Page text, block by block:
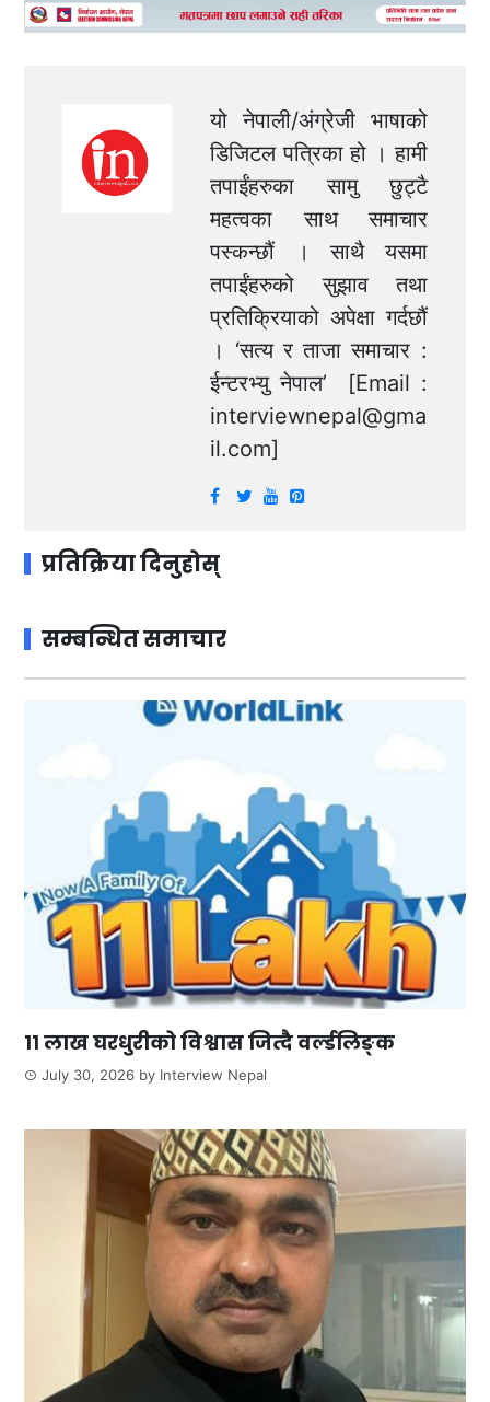
यो नेपाली/अंग्रेजी भाषाको
डिजिटल पत्रिका हो । हामी
तपाईंहरुका सामु छुट्टै
महत्वका साथ समाचार
पस्कन्छौं । साथै यसमा
तपाईंहरुको सुझाव तथा
प्रतिक्रियाको अपेक्षा गर्दछौं
। ‘सत्य र ताजा समाचार :
ईन्टरभ्यु नेपाल’ [Email :
interviewnepal@gma
il.com]
प्रतिक्रिया दिनुहोस्
सम्बन्धित समाचार
११ लाख घरधुरीको विश्वास जित्दै वर्ल्डलिङ्क
July 30, 2026 by Interview Nepal